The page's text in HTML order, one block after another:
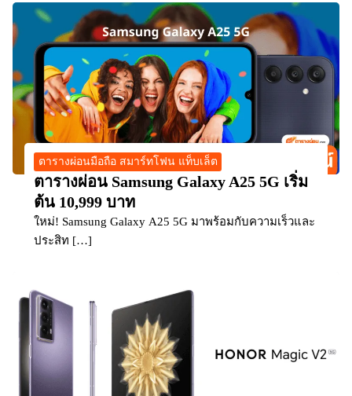
ตารางผ่อนมือถือ สมาร์ทโฟน แท็บเล็ต
ตารางผ่อน Samsung Galaxy A25 5G เริ่ม
ต้น 10,999 บาท
ใหม่! Samsung Galaxy A25 5G มาพร้อมกับความเร็วและ
ประสิท […]